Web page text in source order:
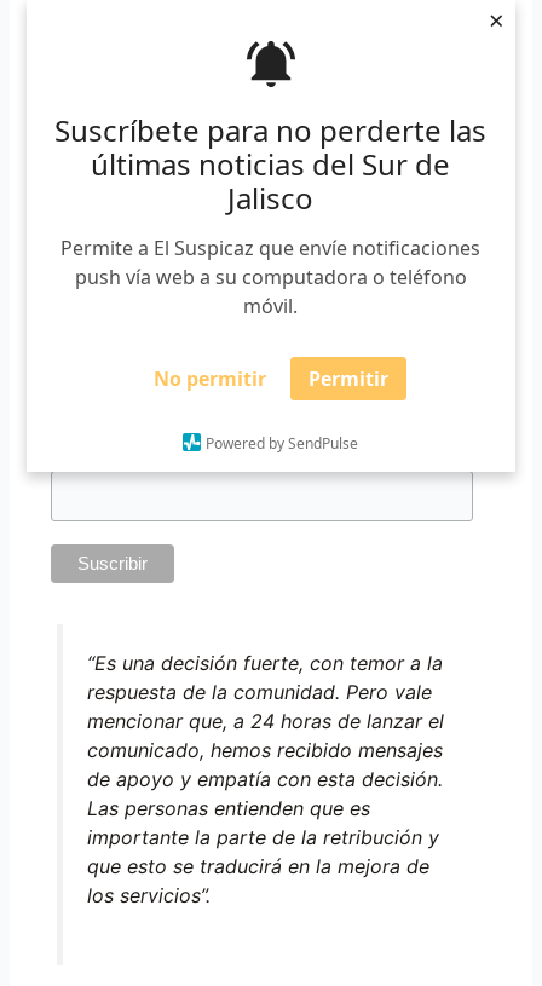
Suscríbete para no perderte las
últimas noticias del Sur de
Jalisco
Permite a El Suspicaz que envíe notificaciones
push vía web a su computadora o teléfono
móvil.
No permitir Permitir
Powered by SendPulse
×
apoyo en el proceso de detección”,
mencionó a El Suspicaz Rodrigo Aguilar
colectivo.
Aunque la decisión no fue fácil para el colectivo, esperan
que la respuesta sea positiva y que esto les permita
mantener la plantilla laboral e incrementar la cartera de
Suscríbete a nuestro boletín
“Es una decisión fuerte, con temor a la
respuesta de la comunidad. Pero vale
mencionar que, a 24 horas de lanzar el
comunicado, hemos recibido mensajes
de apoyo y empatía con esta decisión.
Las personas entienden que es
importante la parte de la retribución y
que esto se traducirá en la mejora de
los servicios”.